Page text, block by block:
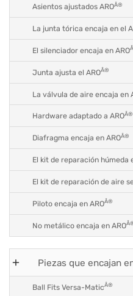
Asientos ajustados AROÂ®
La junta tórica encaja en el
El silenciador encaja en ARO
Junta ajusta el AROÂ®
La válvula de aire encaja en
Hardware adaptado a AROÂ®
Diafragma encaja en AROÂ®
El kit de reparación húmeda
El kit de reparación de aire
Piloto encaja en AROÂ®
No metálico encaja en ARO
Piezas que encajan
Ball Fits Versa-MaticÂ®